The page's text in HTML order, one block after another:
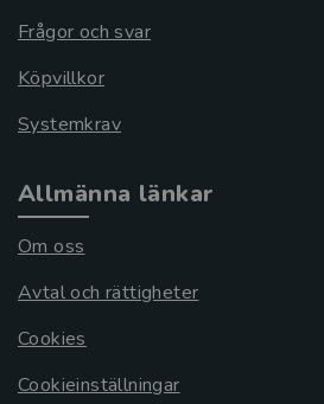
Frågor och svar
Köpvillkor
Systemkrav
Allmänna länkar
Om oss
Avtal och rättigheter
Cookies
Cookieinställningar